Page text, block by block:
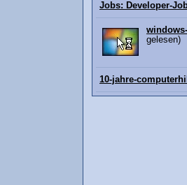
Jobs: Developer-
gelesen)
10-jahre-